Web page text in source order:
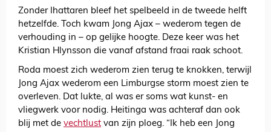
Zonder Ihattaren bleef het spelbeeld in de tweede helft
hetzelfde. Toch kwam Jong Ajax – wederom tegen de
verhouding in – op gelijke hoogte. Deze keer was het
Kristian Hlynsson die vanaf afstand fraai raak schoot.
Roda moest zich wederom zien terug te knokken, terwijl
Jong Ajax wederom een Limburgse storm moest zien te
overleven. Dat lukte, al was er soms wat kunst- en
vliegwerk voor nodig. Heitinga was achteraf dan ook
blij met de vechtlust van zijn ploeg. “Ik heb een Jong